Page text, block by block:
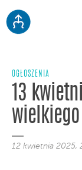
OGŁOSZENIA
13
12 kwietnia 2025,